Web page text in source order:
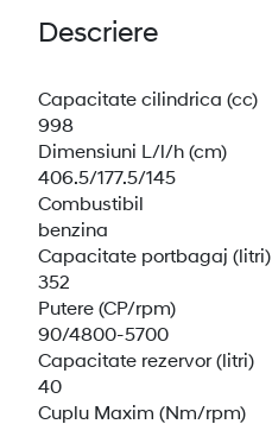
Descriere
Capacitate cilindrica (cc)
998
Dimensiuni L/l/h (cm)
406.5/177.5/145
Combustibil
benzina
Capacitate portbagaj (litri)
352
Putere (CP/rpm)
90/4800-5700
Capacitate rezervor (litri)
40
Cuplu Maxim (Nm/rpm)